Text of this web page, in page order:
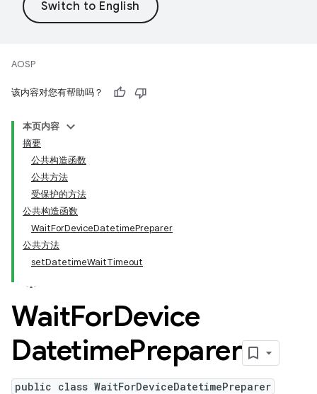
AOSP
该内容对您有帮助吗？
本页内容
摘要
公共构造函数
公共方法
受保护的方法
公共构造函数
WaitForDeviceDatetimePreparer
公共方法
setDatetimeWaitTimeout
WaitForDevice
DatetimePreparer
public class WaitForDeviceDatetimePreparer